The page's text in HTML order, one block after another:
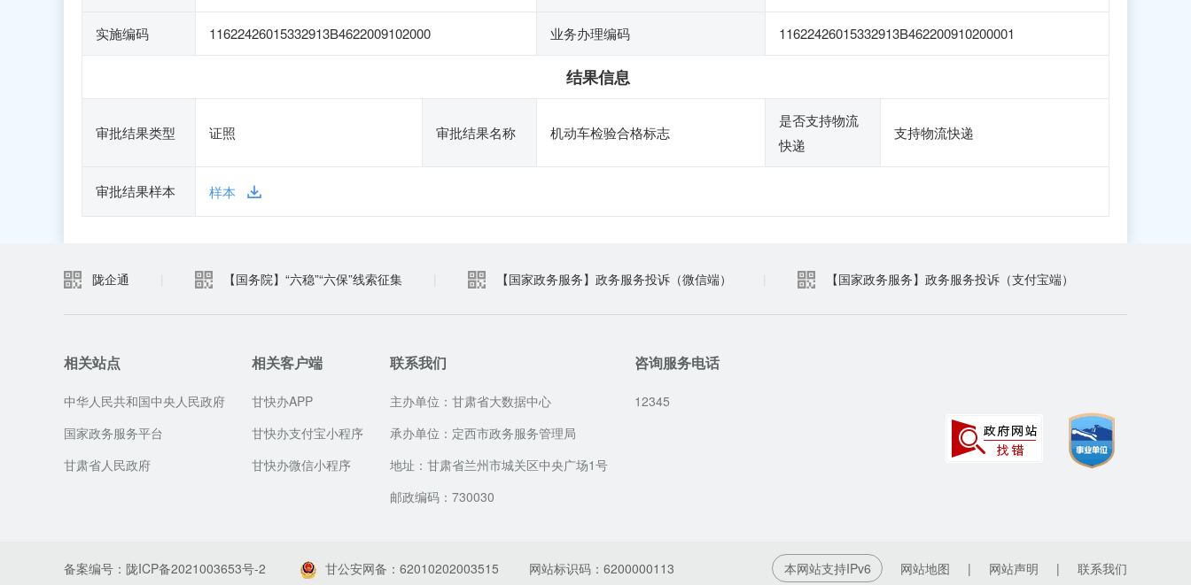
实施编码 11622426015332913B4622009102000 业务办理编码 11622426015332913B462200910200001
结果信息
审批结果类型 证照 审批结果名称 机动车检验合格标志
是否支持物流
快递
支持物流快递
审批结果样本 样本
陇企通 【国务院】“六稳”“六保”线索征集 【国家政务服务】政务服务投诉（微信端） 【国家政务服务】政务服务投诉（支付宝端）
相关站点
中华人民共和国中央人民政府
国家政务服务平台
甘肃省人民政府
相关客户端
甘快办APP
甘快办支付宝小程序
甘快办微信小程序
联系我们
主办单位：甘肃省大数据中心
承办单位：定西市政务服务管理局
地址：甘肃省兰州市城关区中央广场1号
邮政编码：730030
咨询服务电话
12345
备案编号：陇ICP备2021003653号-2 甘公安网备：62010202003515 网站标识码：6200000113 本网站支持IPv6 网站地图 | 网站声明 | 联系我们